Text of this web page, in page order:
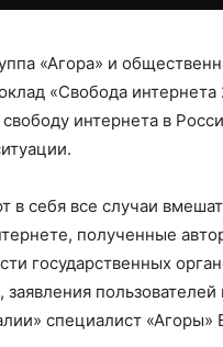
«Агора» и
«Свобода интернета
интернета в
в себя все случаи
полученные
государственных
специалист